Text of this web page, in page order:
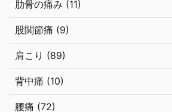
肋骨の痛み (11)
股関節痛 (9)
肩こり (89)
背中痛 (10)
腰痛 (72)